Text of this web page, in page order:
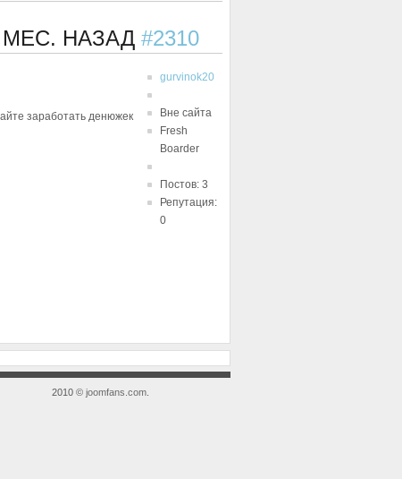
МЕС. НАЗАД #2310
заработать денюжек
gurvinok20
Вне сайта
Fresh
Boarder
Постов: 3
Репутация:
0
2010 © joomfans.com